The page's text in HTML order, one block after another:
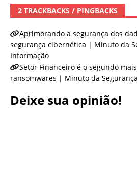
2 TRACKBACKS / PINGBACKS
Aprimorando a segurança dos
segurança cibernética | Minuto da
Informação
Setor Financeiro é o segundo
ransomwares | Minuto da
Deixe sua opinião!